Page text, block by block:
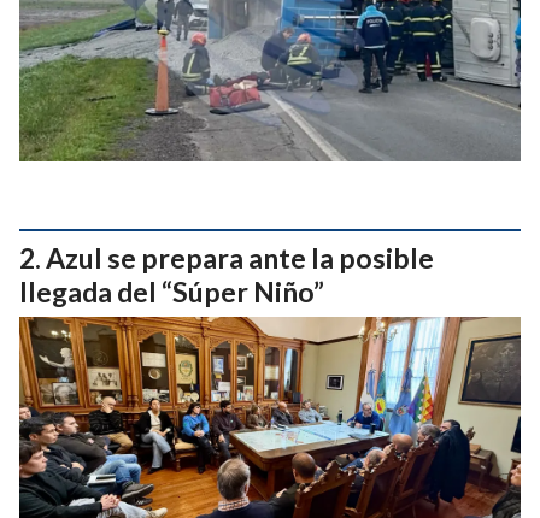
Azul se prepara ante la posible
llegada del “Súper Niño”